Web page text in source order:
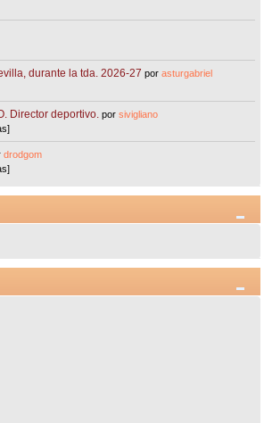
durante la tda. 2026-27 porasturgabriel
Director deportivo. porsivigliano
drodgom